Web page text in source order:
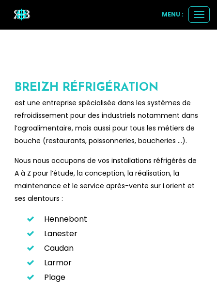
le
MENU :
BREIZH RÉFRIGÉRATION
est une entreprise spécialisée dans les systèmes de
refroidissement pour des industriels notamment dans
l’agroalimentaire, mais aussi pour tous les métiers de
bouche (restaurants, poissonneries, boucheries …).
Nous nous occupons de vos installations réfrigérés de
A à Z pour l’étude, la conception, la réalisation, la
maintenance et le service après-vente sur Lorient et
ses alentours :
Hennebont
Lanester
Caudan
Larmor
Plage